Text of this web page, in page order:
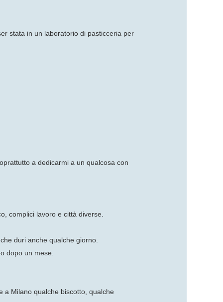
stata in un laboratorio di pasticceria per
a dedicarmi a un qualcosa con
complici lavoro e città diverse.
duri anche qualche giorno.
dopo un mese.
a Milano qualche biscotto, qualche